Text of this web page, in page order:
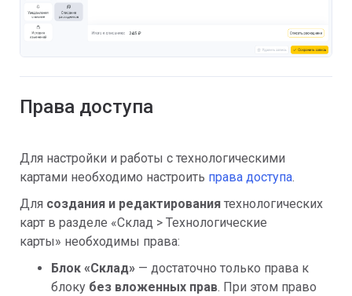
Права доступа
Для настройки и работы с технологическими
картами необходимо настроить права доступа.
Для создания и редактирования технологических
карт в разделе «Склад > Технологические
карты» необходимы права:
Блок «Склад» — достаточно только права к
блоку без вложенных прав. При этом право